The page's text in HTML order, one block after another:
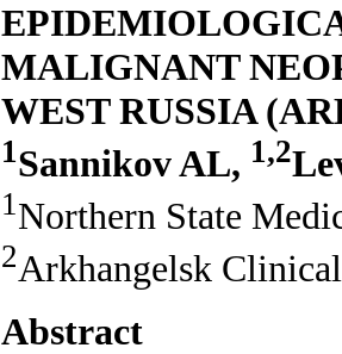
MALIGNANT
WEST RUSSIA
1Sannikov AL, 1,2
1Northern State
2Arkhangelsk
Abstract